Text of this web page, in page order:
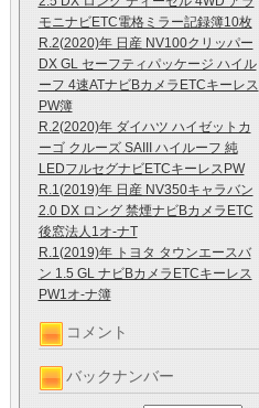
モニナビETC電格ミラー記録簿10枚
R.2(2020)年 日産 NV100クリッパー
DX GL セーフティパッケージ ハイル
ーフ 4速ATナビBカメラETCキーレス
PW簿
R.2(2020)年 ダイハツ ハイゼットカ
ーゴ クルーズ SAIII ハイルーフ 純
LEDフルセグナビETCキーレスPW
R.1(2019)年 日産 NV350キャラバン
2.0 DX ロング 禁煙ナビBカメラETC
後窓法人1オ-ナT
R.1(2019)年 トヨタ タウンエースバ
ン 1.5 GL ナビBカメラETCキーレス
PW1オ-ナ簿
コメント
バックナンバー